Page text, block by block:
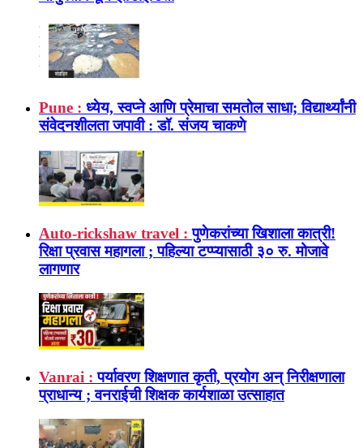
Pune : ध्येय, स्वप्ने आणि प्रेमाचा समतोल साधा; विद्यार्थ्यांनी
संवेदनशीलता जपावी : डॉ. संजय चाकणे
Auto-rickshaw travel : पुणेकरांच्या खिशाला कात्री!
रिक्षा प्रवास महागला ; पहिल्या टप्प्यासाठी ३० रु. मोजावे
लागणार
Vanrai : पर्यावरण शिक्षणात कृती, प्रयोग अन् निरीक्षणाला
प्राधान्य ; वनराईची शिक्षक कार्यशाळा उत्साहात